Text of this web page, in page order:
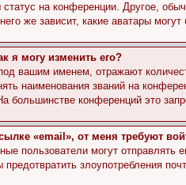
на конференции. Другое,
же зависит, какие аватары
я могу изменить его?
вашим именем, отражают
наименования званий на
большинстве конференций это
«email», от меня требуют
пользователи могут
предотвратить злоупотребления